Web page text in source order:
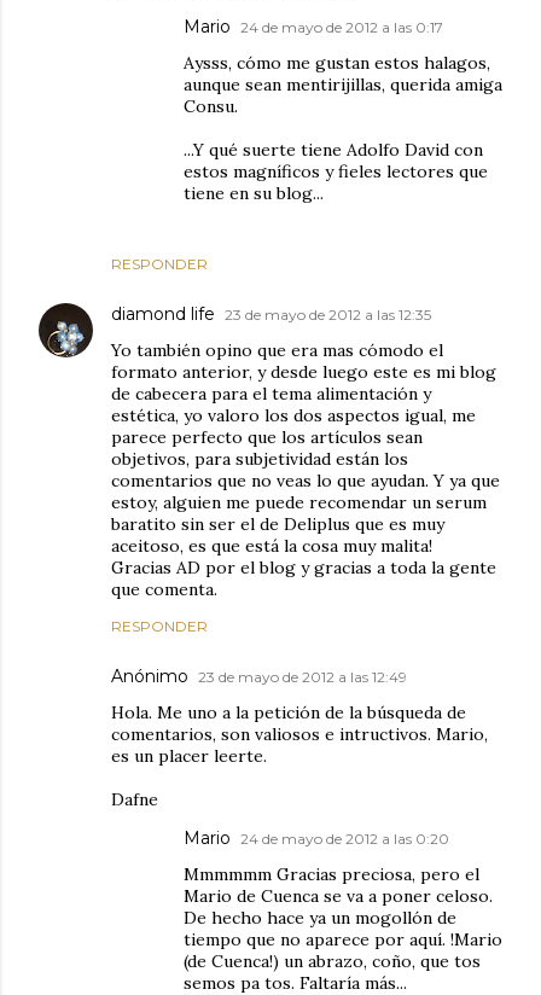
RESPONDER
Mario 24 de mayo de 2012 a las 0:17
Aysss, cómo me gustan estos halagos,
aunque sean mentirijillas, querida amiga
Consu.
...Y qué suerte tiene Adolfo David con
estos magníficos y fieles lectores que
tiene en su blog...
diamond life 23 de mayo de 2012 a las 12:35
Yo también opino que era mas cómodo el
formato anterior, y desde luego este es mi blog
de cabecera para el tema alimentación y
estética, yo valoro los dos aspectos igual, me
parece perfecto que los artículos sean
objetivos, para subjetividad están los
comentarios que no veas lo que ayudan. Y ya que
estoy, alguien me puede recomendar un serum
baratito sin ser el de Deliplus que es muy
aceitoso, es que está la cosa muy malita!
Gracias AD por el blog y gracias a toda la gente
que comenta.
RESPONDER
Anónimo 23 de mayo de 2012 a las 12:49
Hola. Me uno a la petición de la búsqueda de
comentarios, son valiosos e intructivos. Mario,
es un placer leerte.
Dafne
Mario 24 de mayo de 2012 a las 0:20
Mmmmmm Gracias preciosa, pero el
Mario de Cuenca se va a poner celoso.
De hecho hace ya un mogollón de
tiempo que no aparece por aquí. !Mario
(de Cuenca!) un abrazo, coño, que tos
semos pa tos. Faltaría más...